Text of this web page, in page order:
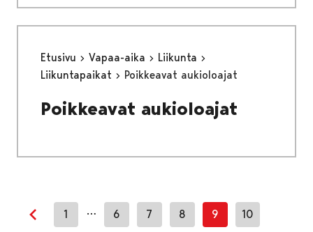
Etusivu Vapaa-aika
Liikunta
Liikuntapaikat
Poikkeavat aukioloajat
Poikkeavat aukioloajat
Edellinen sivu
1 … 6 7 8 9 10